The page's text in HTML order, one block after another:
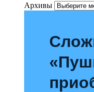
Архивы